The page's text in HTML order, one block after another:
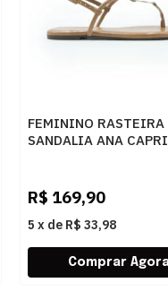
FEMININO RASTEIRA
SANDALIA ANA CAPRI
R$ 169,90
5 x de R$ 33,98